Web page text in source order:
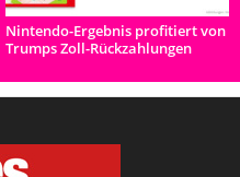
Nintendo-Ergebnis profitiert von
Trumps Zoll-Rückzahlungen